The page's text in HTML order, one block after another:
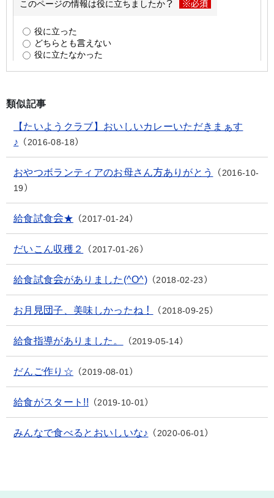
類似記事
【たいようクラブ】おいしいカレーいただきまぁす
♪
2016-08-18
おやつボランティアのお母さん方ありがとう
2016-10-
19
給食試食会★ 2017-01-24
だいこん収穫２ 2017-01-26
給食試食会がありました(^O^) 2018-02-23
お月見団子、美味しかったね！ 2018-09-25
給食指導がありました。 2019-05-14
だんご作り☆ 2019-08-01
給食がスタート!! 2019-10-01
みんなで食べるとおいしいな♪ 2020-06-01